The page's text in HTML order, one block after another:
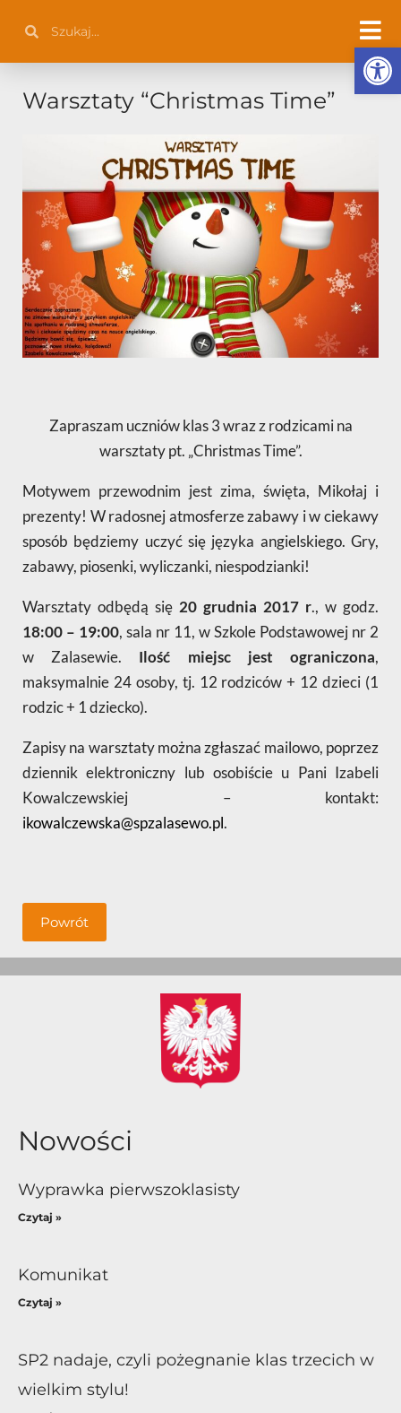
treści
Warsztaty “Christmas Time”
Zapraszam uczniów klas 3 wraz z rodzicami na
warsztaty pt. „Christmas Time”.
Motywem przewodnim jest zima, święta, Mikołaj i
prezenty! W radosnej atmosferze zabawy i w ciekawy
sposób będziemy uczyć się języka angielskiego. Gry,
zabawy, piosenki, wyliczanki, niespodzianki!
Warsztaty odbędą się 20 grudnia 2017 r., w godz.
18:00 – 19:00, sala nr 11, w Szkole Podstawowej nr 2
w Zalasewie. Ilość miejsc jest ograniczona,
maksymalnie 24 osoby, tj. 12 rodziców + 12 dzieci (1
rodzic + 1 dziecko).
Zapisy na warsztaty można zgłaszać mailowo, poprzez
dziennik elektroniczny lub osobiście u Pani Izabeli
Kowalczewskiej – kontakt:
ikowalczewska@spzalasewo.pl.
Powrót
Nowości
Wyprawka pierwszoklasisty
Czytaj »
Komunikat
Czytaj »
SP2 nadaje, czyli pożegnanie klas trzecich w
wielkim stylu!